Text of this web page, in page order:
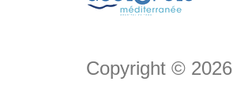
Copyright © 2026